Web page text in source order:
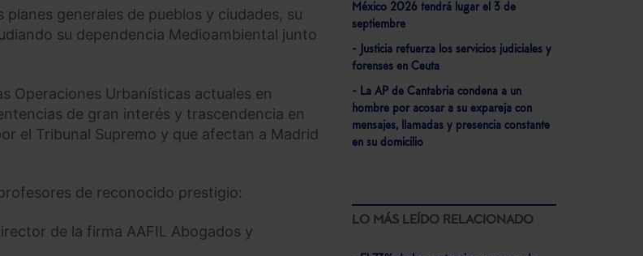
generales de pueblos y ciudades, su
su dependencia Medioambiental junto
Operaciones Urbanísticas actuales en
de gran interés y trascendencia en
el Tribunal Supremo y que afectan a Madrid
de reconocido prestigio:
de la firma AAFIL Abogados y
México 2026 tendrá lugar el 3 de
septiembre
- Justicia refuerza los servicios judiciales y
forenses en Ceuta
- La AP de Cantabria condena a un
hombre por acosar a su expareja con
mensajes, llamadas y presencia constante
en su domicilio
LO MÁS LEÍDO RELACIONADO